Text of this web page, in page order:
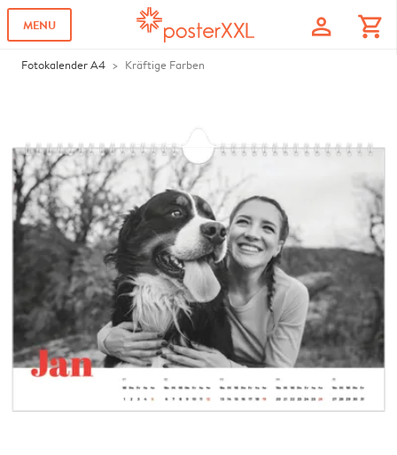
MENU profile shopping_cart
Fotokalender A4 Kräftige Farben